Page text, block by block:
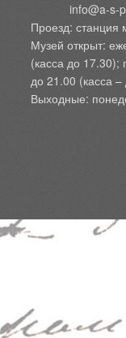
Проезд: станция
Музей открыт:
(касса до 17.30);
до 21.00 (касса
Выходные: